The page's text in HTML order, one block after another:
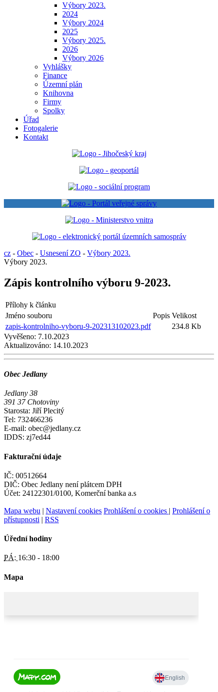
Výbory 2023.
2024
Výbory 2024
2025
Výbory 2025.
2026
Výbory 2026
Vyhlášky
Finance
Územní plán
Knihovna
Firmy
Spolky
Úřad
Fotogalerie
Kontakt
cz - Obec - Usnesení ZO - Výbory 2023.
Výbory 2023.
Zápis kontrolního výboru 9-2023.
Přílohy k článku
Jméno souboru
Popis Velikost
zapis-kontrolniho-vyboru-9-202313102023.pdf
234.8 Kb
Vyvěšeno: 7.10.2023
Aktualizováno: 14.10.2023
Obec Jedlany
Jedlany 38
391 37 Chotoviny
Starosta: Jiří Plecitý
Tel: 732466236
E-mail: obec@jedlany.cz
IDDS: zj7ed44
Fakturační údaje
IČ: 00512664
DIČ: Obec Jedlany není plátcem DPH
Účet: 24122301/0100, Komerční banka a.s
Mapa webu | Nastavení cookies Prohlášení o cookies | Prohlášení o
přístupnosti | RSS
Úřední hodiny
PÁ: 16:30 - 18:00
Mapa